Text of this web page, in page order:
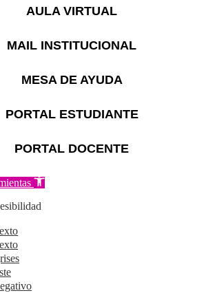
AULA VIRTUAL
MAIL INSTITUCIONAL
MESA DE AYUDA
PORTAL ESTUDIANTE
PORTAL DOCENTE